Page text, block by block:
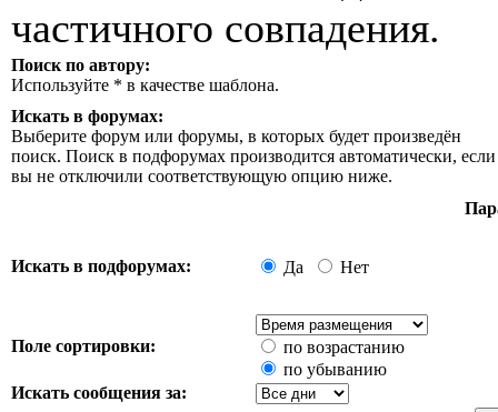
частичного совпадения.
Поиск по автору:
Используйте * в качестве шаблона.
Искать в форумах:
Выберите форум или форумы, в которых будет произведён
поиск. Поиск в подфорумах производится автоматически, если
вы не отключили соответствующую опцию ниже.
Искать в подфорумах: Да Нет
Поле сортировки:
по возрастанию
по убыванию
Искать сообщения за: